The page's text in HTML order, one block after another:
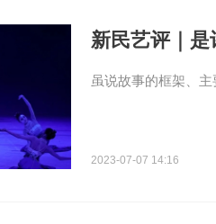
新民艺评｜
虽说故事的框架、
2023-07-07 14:16